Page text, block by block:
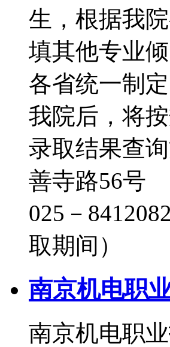
生，根据我
填其他专业
各省统一制
我院后，将
录取结果查
善寺路56
025－
取期间） 网
南京机电职
南京机电职